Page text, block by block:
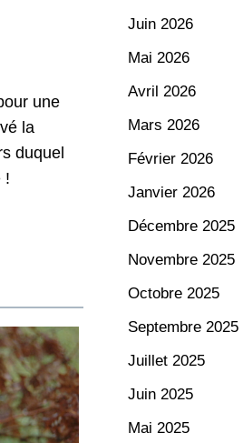
une
la
duquel
!
Juin 2026
Mai 2026
Avril 2026
Mars 2026
Février 2026
Janvier 2026
Décembre 2025
Novembre 2025
Octobre 2025
Septembre 2025
Juillet 2025
Juin 2025
Mai 2025